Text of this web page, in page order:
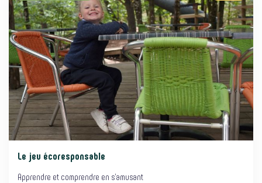
Le jeu écoresponsable
Apprendre et comprendre en s’amusant